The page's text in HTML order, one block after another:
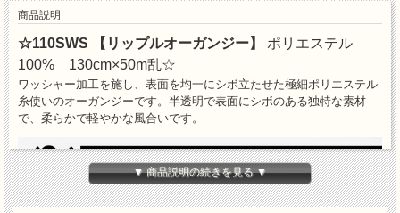
商品説明
☆110SWS 【リップルオーガンジー】
ポリエステル
100% 130cm×50m乱☆
ワッシャー加工を施し、表面を均一にシボ立たせた極細ポリエステル
糸使いのオーガンジーです。半透明で表面にシボのある独特な素材
で、柔らかで軽やかな風合いです。
▼ 商品説明の続きを見る ▼